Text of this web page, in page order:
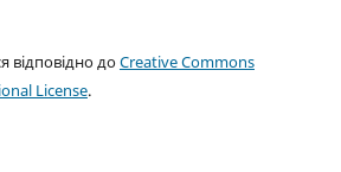
відповідно доCreative Commons
License.